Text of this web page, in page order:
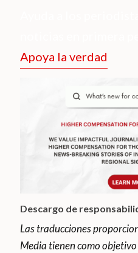
Apoya la verdad
Descargo de
Las traducciones
Media tienen como